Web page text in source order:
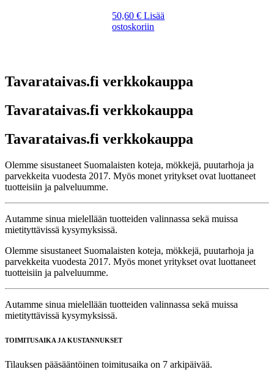
50,60€ Lisää
ostoskoriin
Tavarataivas.fi verkkokauppa
Tavarataivas.fi verkkokauppa
Tavarataivas.fi verkkokauppa
Olemme sisustaneet Suomalaisten koteja, mökkejä, puutarhoja ja
parvekkeita vuodesta 2017. Myös monet yritykset ovat luottaneet
tuotteisiin ja palveluumme.
Autamme sinua mielellään tuotteiden valinnassa sekä muissa
mietityttävissä kysymyksissä.
Olemme sisustaneet Suomalaisten koteja, mökkejä, puutarhoja ja
parvekkeita vuodesta 2017. Myös monet yritykset ovat luottaneet
tuotteisiin ja palveluumme.
Autamme sinua mielellään tuotteiden valinnassa sekä muissa
mietityttävissä kysymyksissä.
TOIMITUSAIKA JA KUSTANNUKSET
Tilauksen pääsääntöinen toimitusaika on 7 arkipäivää.